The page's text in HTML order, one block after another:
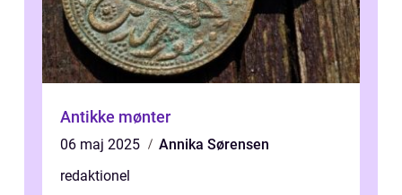
Antikke mønter
06 maj 2025
Annika Sørensen
redaktionel